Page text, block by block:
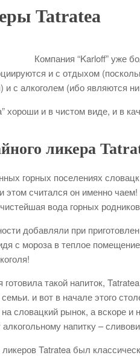
Tatratea
Компания “Karloff” уже
и с отдыхом
и с алкоголем (ибо являются
хороши и в чистом виде, и в
ликера
горных поселениях
этом считался он именно
вода горных
добавляли при
с мороза в теплое
такой напиток,
и вот в начале этого
словацкий рынок, а вскоре
напитку –
Tatratea был